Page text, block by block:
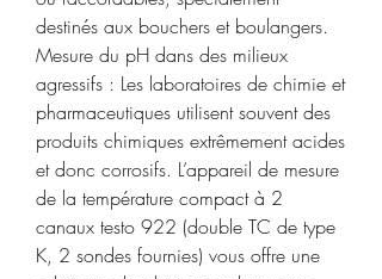
destinés aux bouchers et boulangers.
Mesure du pH dans des milieux
agressifs : Les laboratoires de chimie et
pharmaceutiques utilisent souvent des
produits chimiques extrêmement acides
et donc corrosifs. L’appareil de mesure
de la température compact à 2
canaux testo 922 (double TC de type
K, 2 sondes fournies) vous offre une